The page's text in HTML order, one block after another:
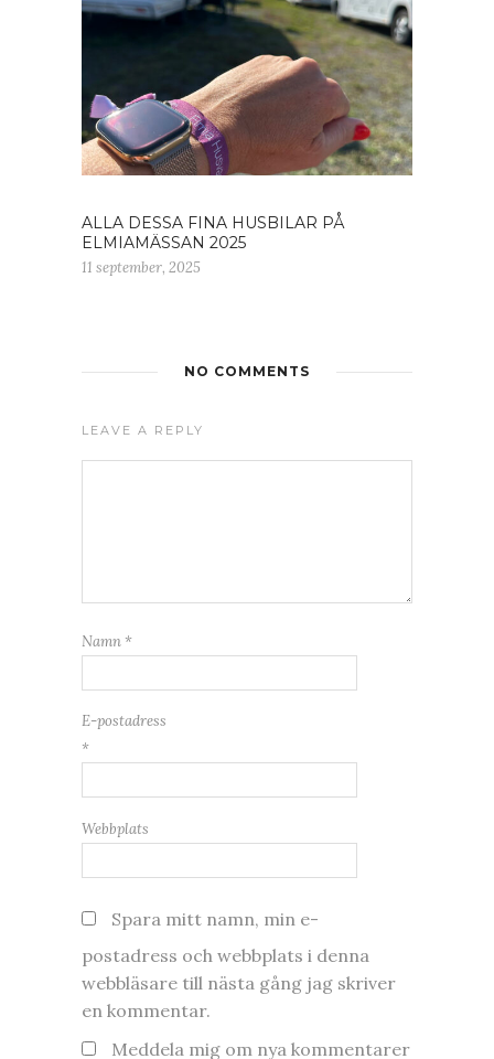
ALLA DESSA FINA HUSBILAR PÅ
ELMIAMÄSSAN 2025
11 september, 2025
NO COMMENTS
LEAVE A REPLY
Namn *
E-postadress
*
Webbplats
Spara mitt namn, min e-
postadress och webbplats i denna
webbläsare till nästa gång jag skriver
en kommentar.
Meddela mig om nya kommentarer